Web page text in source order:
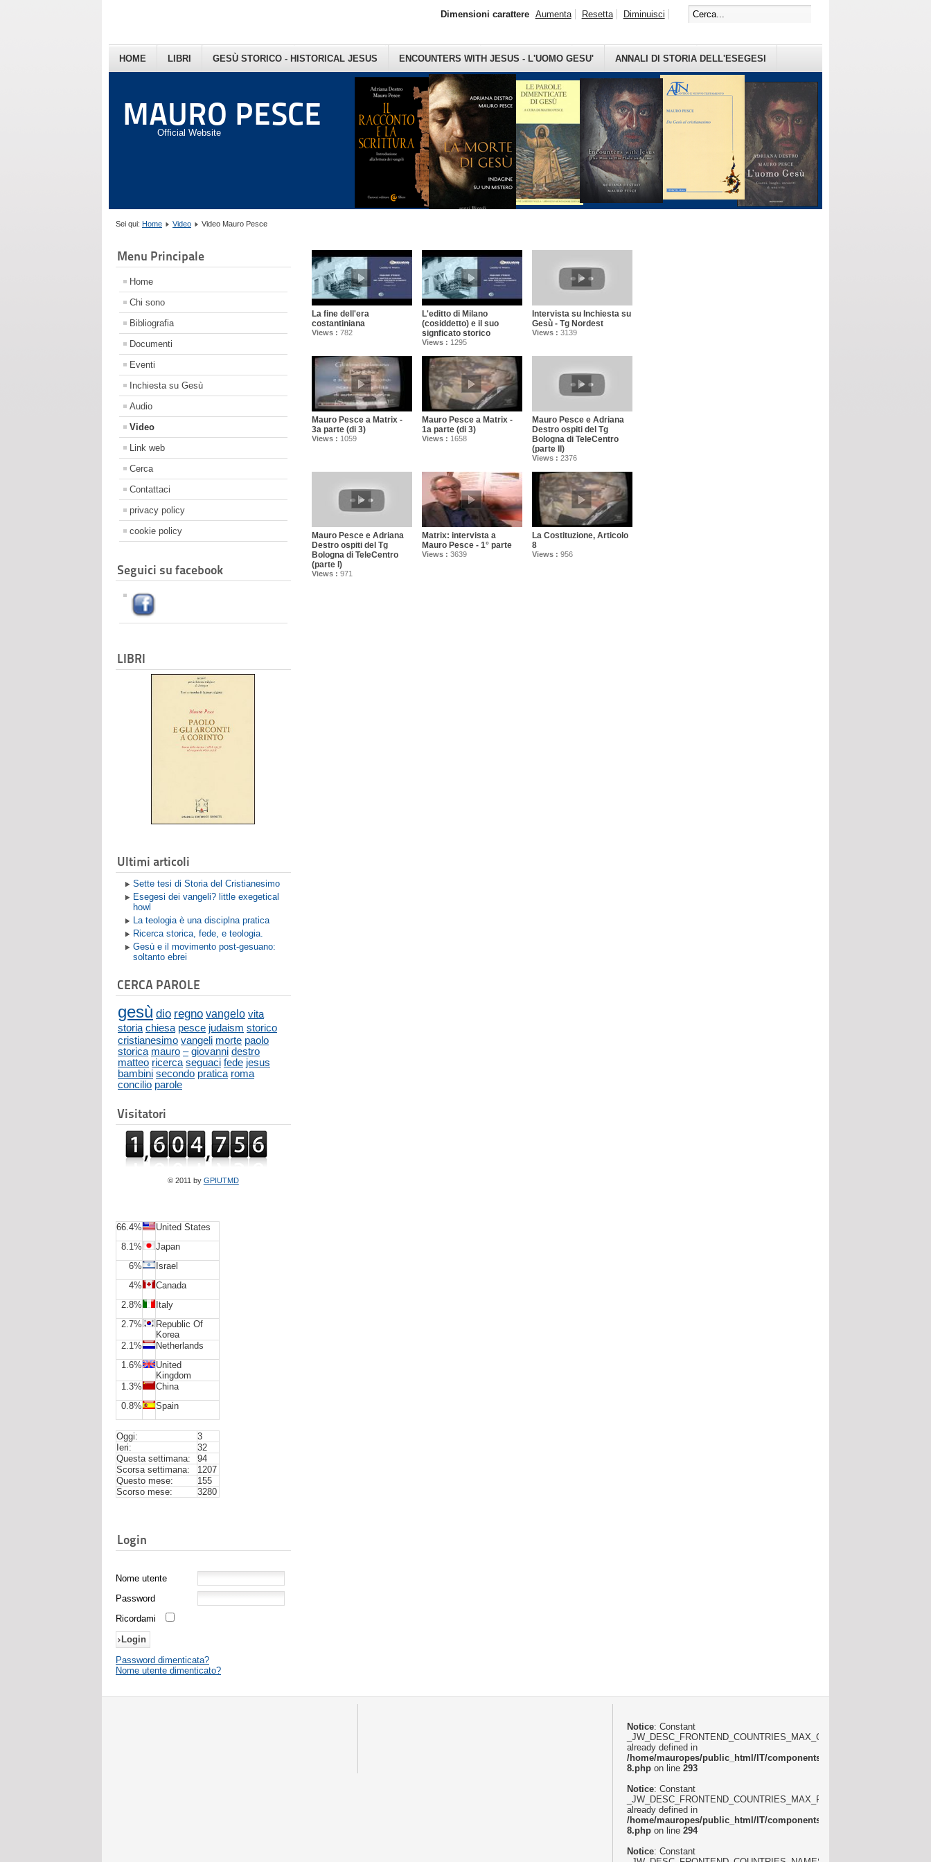
MAURO PESCE
Official Website
HOME LIBRI GESÙ STORICO - HISTORICAL JESUS ENCOUNTERS WITH JESUS - L'UOMO GESU' ANNALI DI STORIA DELL'ESEGESI
Dimensioni carattere Aumenta Resetta Diminuisci
Sei qui: Home Video Video Mauro Pesce
Menu Principale
Home
Chi sono
Bibliografia
Documenti
Eventi
Inchiesta su Gesù
Audio
Video
Link web
Cerca
Contattaci
privacy policy
cookie policy
Seguici su facebook
LIBRI
Ultimi articoli
Sette tesi di Storia del Cristianesimo
Esegesi dei vangeli? little exegetical
howl
La teologia è una disciplna pratica
Ricerca storica, fede, e teologia.
Gesù e il movimento post-gesuano:
soltanto ebrei
CERCA PAROLE
gesù dio regno vangelo vita
storia chiesa pesce judaism storico
cristianesimo vangeli morte paolo
storica mauro – giovanni destro
matteo ricerca seguaci fede jesus
bambini secondo pratica roma
concilio parole
Visitatori
© 2011 by GPIUTMD
66.4%
United States
8.1%
Japan
6%
Israel
4%
Canada
2.8%
Italy
2.7%
Republic Of
Korea
2.1%
Netherlands
1.6%
United
Kingdom
1.3%
China
0.8%
Spain
Oggi:
3
Ieri:
32
Questa settimana:
94
Scorsa settimana:
1207
Questo mese:
155
Scorso mese:
3280
Login
Nome utente
Password
Ricordami
Password dimenticata?
Nome utente dimenticato?
La fine dell'era
costantiniana
Views : 782
L'editto di Milano
(cosiddetto) e il suo
signficato storico
Views : 1295
Intervista su Inchiesta su
Gesù - Tg Nordest
Views : 3139
Mauro Pesce a Matrix -
3a parte (di 3)
Views : 1059
Mauro Pesce a Matrix -
1a parte (di 3)
Views : 1658
Mauro Pesce e Adriana
Destro ospiti del Tg
Bologna di TeleCentro
(parte II)
Views : 2376
Mauro Pesce e Adriana
Destro ospiti del Tg
Bologna di TeleCentro
(parte I)
Views : 971
Matrix: intervista a
Mauro Pesce - 1° parte
Views : 3639
La Costituzione, Articolo
8
Views : 956
Notice: Constant
_JW_DESC_FRONTEND_COUNTRIES_MAX_COLUMNS
already defined in
/home/mauropes/public_html/IT/components/com_joomlawatch/lang/
8.php on line293
Notice: Constant
_JW_DESC_FRONTEND_COUNTRIES_MAX_ROWS
already defined in
/home/mauropes/public_html/IT/components/com_joomlawatch/lang/
8.php on line294
Notice: Constant